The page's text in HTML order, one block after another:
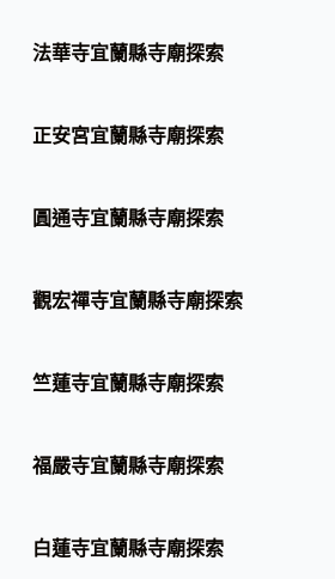
法華寺宜蘭縣寺廟探索
正安宮宜蘭縣寺廟探索
圓通寺宜蘭縣寺廟探索
觀宏禪寺宜蘭縣寺廟探索
竺蓮寺宜蘭縣寺廟探索
福嚴寺宜蘭縣寺廟探索
白蓮寺宜蘭縣寺廟探索